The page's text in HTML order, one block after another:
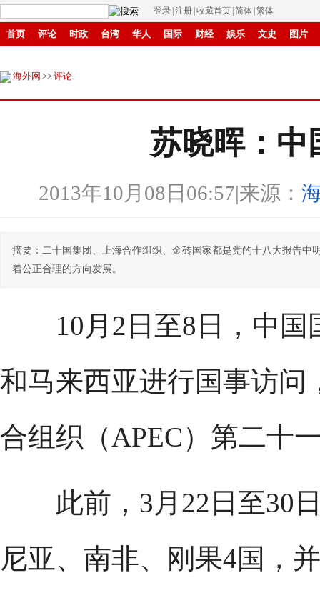
登录 注册 收藏首页 简体 繁体
首页 评论 时政 台湾 华人 国际 财经 娱乐 文史 图片
海外网 >>评论
苏晓晖：中
2013年10月08日06:57|来源：
摘要：二十国集团、上海合作组织、金砖国家都是党的十八大报告
着公正合理的方向发展。
10月2日至8日，中国
和马来西亚进行国事访问
合组织（APEC）第二十
此前，3月22日至30日
尼亚、南非、刚果4国，